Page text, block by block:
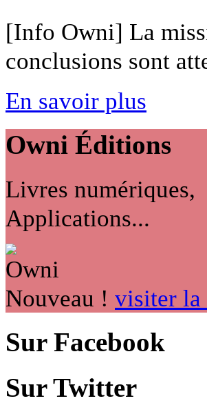
[Info Owni] La
conclusions sont
En savoir plus
Owni Éditions
Livres numériques,
Applications...
Nouveau ! visiter la
Sur Facebook
Sur Twitter